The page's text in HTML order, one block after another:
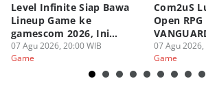
Level Infinite Siap Bawa
Lineup Game ke
gamescom 2026, Ini
Judulnya!
07 Agu 2026, 20:00 WIB
Game
Com2uS
Open RPG
07 Agu 2026,
Game